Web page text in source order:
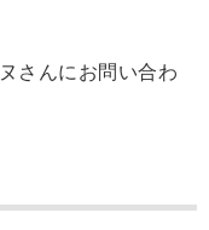
さんにお問い合わ